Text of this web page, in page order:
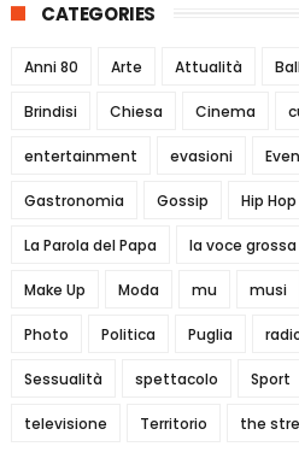
CATEGORIES
Anni 80 Arte Attualità
Brindisi Chiesa Cinema
entertainment evasioni
Gastronomia Gossip Hip Hop
La Parola del Papa la voce grossa
Make Up Moda mu musi
Photo Politica Puglia
Sessualità spettacolo Sport
televisione Territorio the